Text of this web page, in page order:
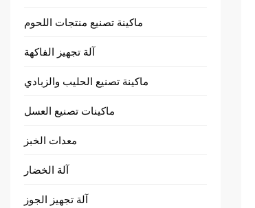
ماكينة تصنيع منتجات اللحوم
آلة تجهيز الفاكهة
ماكينة تصنيع الحليب والزبادي
ماكينات تصنيع العسل
معدات الخبز
آلة الخضار
آلة تجهيز الجوز